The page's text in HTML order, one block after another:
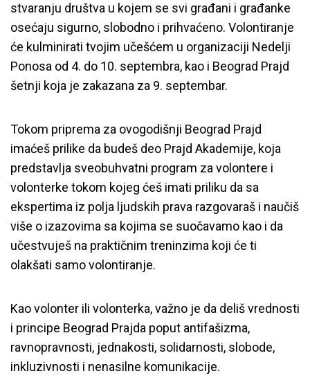
stvaranju društva u kojem se svi građani i građanke
osećaju sigurno, slobodno i prihvaćeno. Volontiranje
će kulminirati tvojim učešćem u organizaciji Nedelji
Ponosa od 4. do 10. septembra, kao i Beograd Prajd
šetnji koja je zakazana za 9. septembar.
Tokom priprema za ovogodišnji Beograd Prajd
imaćeš prilike da budeš deo Prajd Akademije, koja
predstavlja sveobuhvatni program za volontere i
volonterke tokom kojeg ćeš imati priliku da sa
ekspertima iz polja ljudskih prava razgovaraš i naučiš
više o izazovima sa kojima se suočavamo kao i da
učestvuješ na praktičnim treninzima koji će ti
olakšati samo volontiranje.
Kao volonter ili volonterka, važno je da deliš vrednosti
i principe Beograd Prajda poput antifašizma,
ravnopravnosti, jednakosti, solidarnosti, slobode,
inkluzivnosti i nenasilne komunikacije.